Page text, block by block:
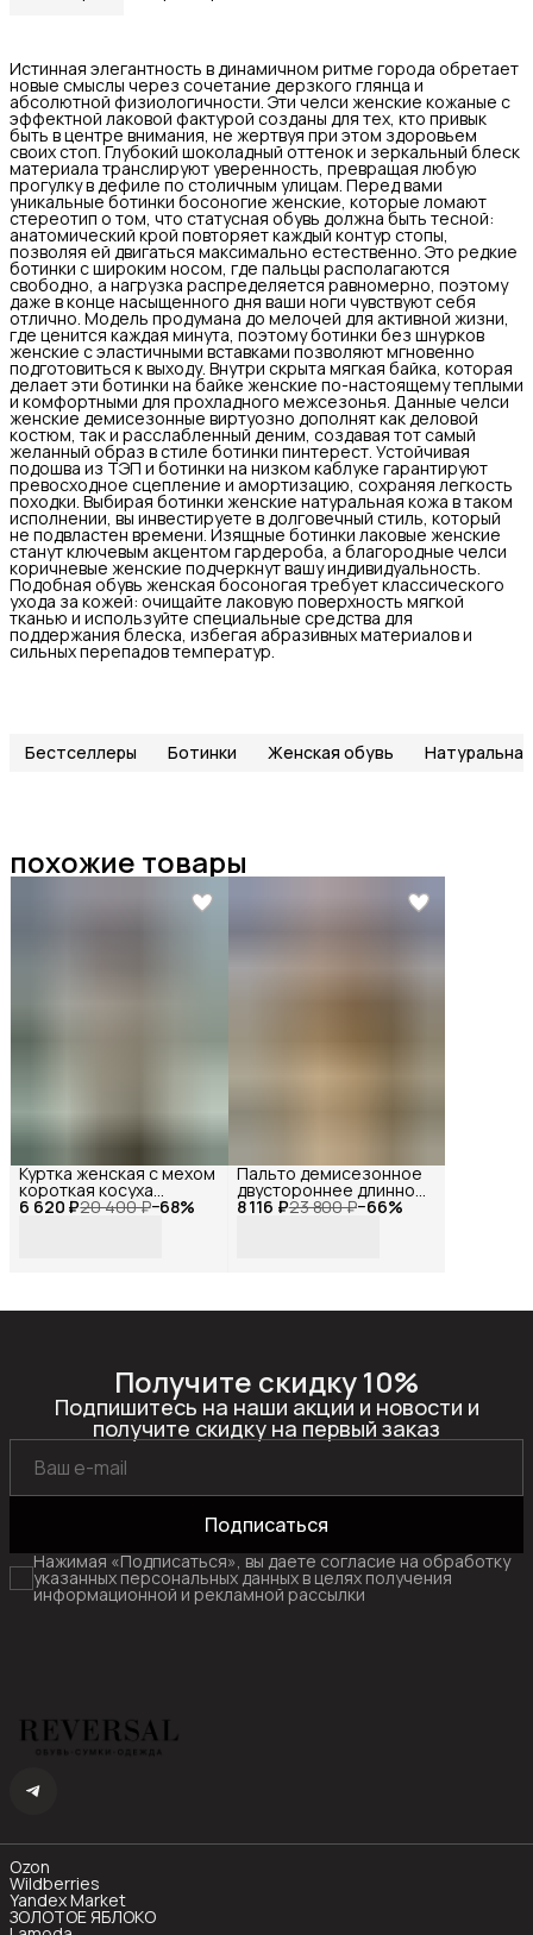
Истинная элегантность в динамичном ритме города обретает
новые смыслы через сочетание дерзкого глянца и
абсолютной физиологичности. Эти челси женские кожаные с
эффектной лаковой фактурой созданы для тех, кто привык
быть в центре внимания, не жертвуя при этом здоровьем
своих стоп. Глубокий шоколадный оттенок и зеркальный блеск
материала транслируют уверенность, превращая любую
прогулку в дефиле по столичным улицам. Перед вами
уникальные ботинки босоногие женские, которые ломают
стереотип о том, что статусная обувь должна быть тесной:
анатомический крой повторяет каждый контур стопы,
позволяя ей двигаться максимально естественно. Это редкие
ботинки с широким носом, где пальцы располагаются
свободно, а нагрузка распределяется равномерно, поэтому
даже в конце насыщенного дня ваши ноги чувствуют себя
отлично. Модель продумана до мелочей для активной жизни,
где ценится каждая минута, поэтому ботинки без шнурков
женские с эластичными вставками позволяют мгновенно
подготовиться к выходу. Внутри скрыта мягкая байка, которая
делает эти ботинки на байке женские по-настоящему теплыми
и комфортными для прохладного межсезонья. Данные челси
женские демисезонные виртуозно дополнят как деловой
костюм, так и расслабленный деним, создавая тот самый
желанный образ в стиле ботинки пинтерест. Устойчивая
подошва из ТЭП и ботинки на низком каблуке гарантируют
превосходное сцепление и амортизацию, сохраняя легкость
походки. Выбирая ботинки женские натуральная кожа в таком
исполнении, вы инвестируете в долговечный стиль, который
не подвластен времени. Изящные ботинки лаковые женские
станут ключевым акцентом гардероба, а благородные челси
коричневые женские подчеркнут вашу индивидуальность.
Подобная обувь женская босоногая требует классического
ухода за кожей: очищайте лаковую поверхность мягкой
тканью и используйте специальные средства для
поддержания блеска, избегая абразивных материалов и
сильных перепадов температур.
Бестселлеры Ботинки Женская обувь
похожие товары
6 620 ₽20 400 ₽−68%
Куртка женская с мехом
короткая косуха
черная, Reversal, YDP- 8 116 ₽23 800 ₽−66%
Пальто демисезонное
двустороннее длинное
оверсайз с мехом,
Получите скидку 10%
Подпишитесь на наши акции и новости и
получите скидку на первый заказ
Подписаться
Нажимая «Подписаться», вы даете согласие на обработку
указанных персональных данных в целях получения
информационной и рекламной рассылки
Ozon
Wildberries
Yandex Market
ЗОЛОТОЕ ЯБЛОКО